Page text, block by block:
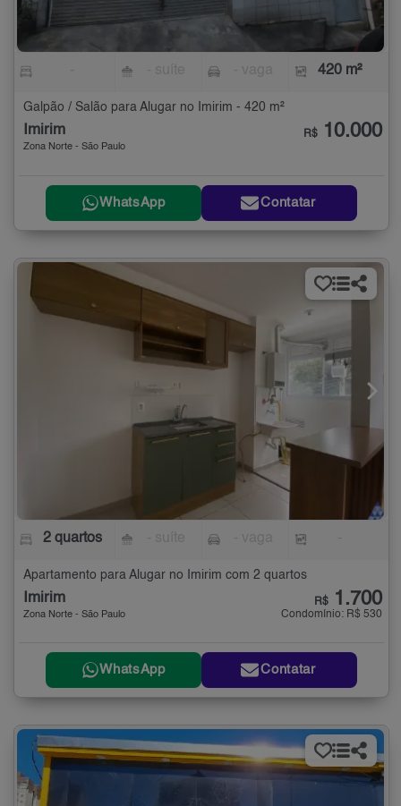
420 m²
Galpão / Salão para Alugar no Imirim - 420 m²
Imirim
Zona Norte - São Paulo
R$ 10.000
WhatsApp Contatar
2 quartos
Apartamento para Alugar no Imirim com 2 quartos
Imirim
Zona Norte - São Paulo
R$ 1.700
Condomínio: R$ 530
WhatsApp Contatar